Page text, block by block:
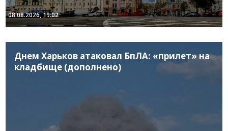
08.08.2026, 19:02
Днем Харьков атаковал БпЛА: «прилет» на
кладбище (дополнено)